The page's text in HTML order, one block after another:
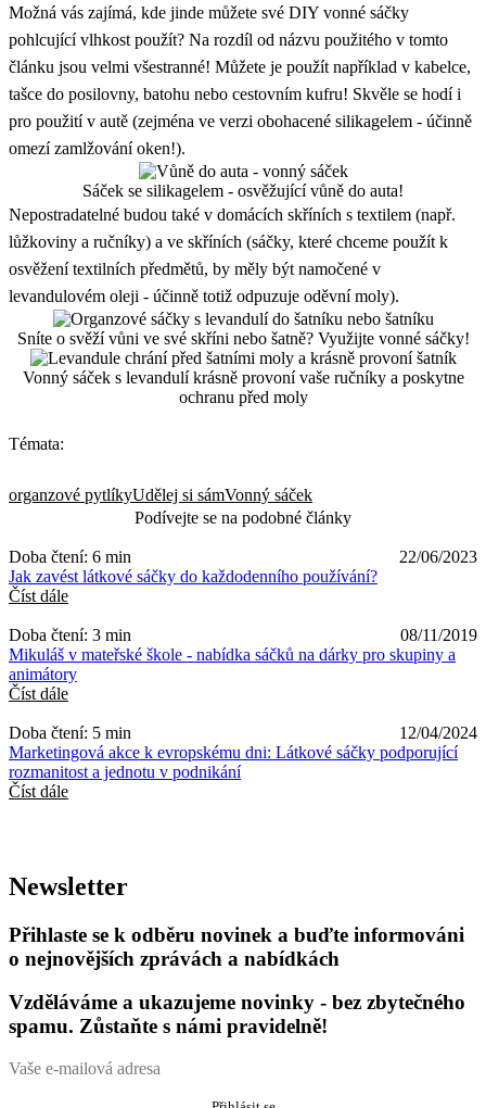
Možná vás zajímá, kde jinde můžete své DIY vonné sáčky
pohlcující vlhkost použít? Na rozdíl od názvu použitého v tomto
článku jsou velmi všestranné! Můžete je použít například v kabelce,
tašce do posilovny, batohu nebo cestovním kufru! Skvěle se hodí i
pro použití v autě (zejména ve verzi obohacené silikagelem - účinně
omezí zamlžování oken!).
Sáček se silikagelem - osvěžující vůně do auta!
Nepostradatelné budou také v domácích skříních s textilem (např.
lůžkoviny a ručníky) a ve skříních (sáčky, které chceme použít k
osvěžení textilních předmětů, by měly být namočené v
levandulovém oleji - účinně totiž odpuzuje oděvní moly).
Sníte o svěží vůni ve své skříni nebo šatně? Využijte vonné sáčky!
Vonný sáček s levandulí krásně provoní vaše ručníky a poskytne
ochranu před moly
Témata:
organzové pytlíkyUdělej si sámVonný sáček
Podívejte se na podobné články
Doba čtení: 6 min
22/06/2023
Jak zavést látkové sáčky do každodenního používání?
Číst dále
Doba čtení: 3 min
08/11/2019
Mikuláš v mateřské škole - nabídka sáčků na dárky pro skupiny a
animátory
Číst dále
Doba čtení: 5 min
12/04/2024
Marketingová akce k evropskému dni: Látkové sáčky podporující
rozmanitost a jednotu v podnikání
Číst dále
Newsletter
Přihlaste se k odběru novinek a buďte informováni
o nejnovějších zprávách a nabídkách
Vzděláváme a ukazujeme novinky - bez zbytečného
spamu. Zůstaňte s námi pravidelně!